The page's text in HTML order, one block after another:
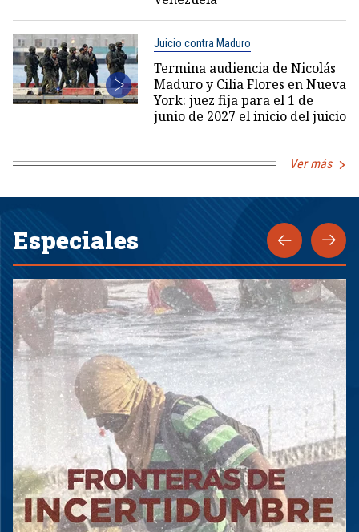
Juicio contra Maduro
Termina audiencia de Nicolás
Maduro y Cilia Flores en Nueva
York: juez fija para el 1 de
junio de 2027 el inicio del juicio
Ver más
Especiales